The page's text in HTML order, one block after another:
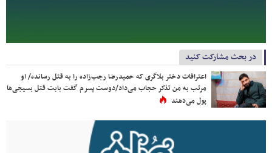
در بحث مشارکت کنید
اعترافات دختر بلاگری که حمیدرضا رجب‌زاده را به قتل رسانده/ او
مرتب به من تذکر حجاب می‌داد/دوست پسرم گفت بابت قتل بسیجی‌ها
پول می‌دهند